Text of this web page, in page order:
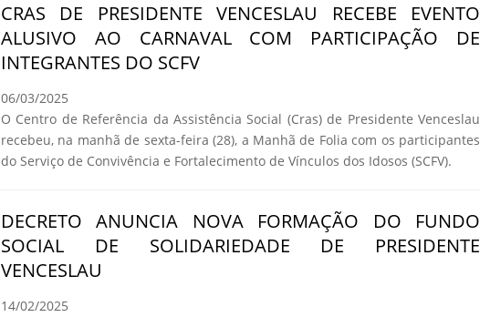
CRAS DE PRESIDENTE VENCESLAU RECEBE EVENTO
ALUSIVO AO CARNAVAL COM PARTICIPAÇÃO DE
INTEGRANTES DO SCFV
06/03/2025
O Centro de Referência da Assistência Social (Cras) de Presidente Venceslau
recebeu, na manhã de sexta-feira (28), a Manhã de Folia com os participantes
do Serviço de Convivência e Fortalecimento de Vínculos dos Idosos (SCFV).
DECRETO ANUNCIA NOVA FORMAÇÃO DO FUNDO
SOCIAL DE SOLIDARIEDADE DE PRESIDENTE
VENCESLAU
14/02/2025